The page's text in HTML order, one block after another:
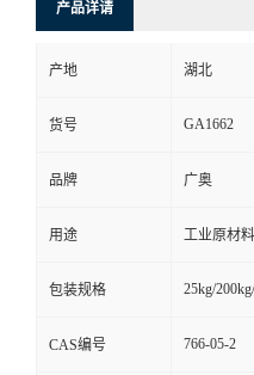
产品详请
产地 湖北
货号 GA1662
品牌 广奥
用途 工业原材
包装规格 25kg/
CAS编号 766-05-2